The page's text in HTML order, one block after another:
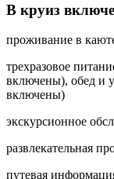
В круиз
проживание в
трехразовое
включены), обед и
включены)
экскурсионное
развлекательная
путевая